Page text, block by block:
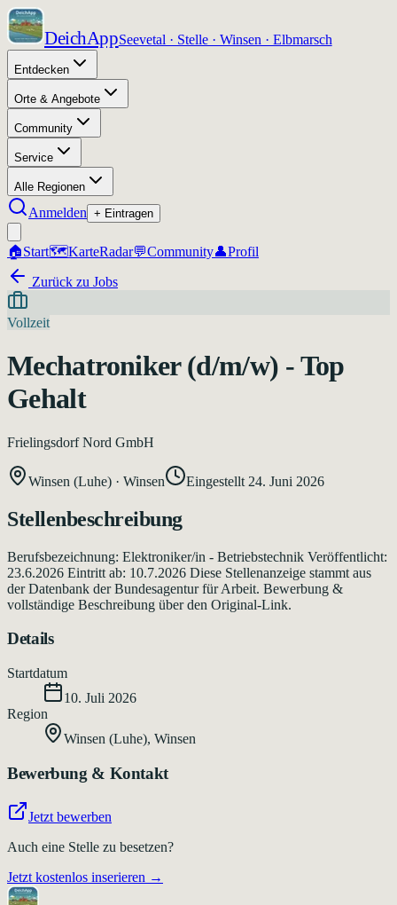
DeichAppSeevetal · Stelle · Winsen · Elbmarsch
Entdecken
Orte & Angebote
Community
Service
Alle Regionen
Anmelden + Eintragen
🏠Start🗺️KarteRadar💬Community👤Profil
Zurück zu Jobs
Vollzeit
Mechatroniker (d/m/w) - Top
Gehalt
Frielingsdorf Nord GmbH
Winsen (Luhe) · Winsen Eingestellt 24. Juni 2026
Stellenbeschreibung
Berufsbezeichnung: Elektroniker/in - Betriebstechnik Veröffentlicht:
23.6.2026 Eintritt ab: 10.7.2026 Diese Stellenanzeige stammt aus
der Datenbank der Bundesagentur für Arbeit. Bewerbung &
vollständige Beschreibung über den Original-Link.
Details
Startdatum
10. Juli 2026
Region
Winsen (Luhe), Winsen
Bewerbung & Kontakt
Jetzt bewerben
Auch eine Stelle zu besetzen?
Jetzt kostenlos inserieren →